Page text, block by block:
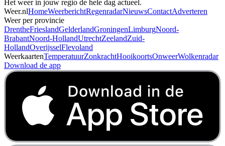
Het weer in jouw regio de hele dag actueel.
Weer.nlHomeWeerberichtRegenradarNieuwsContactAdverteren
Weer per provincie
DrentheFrieslandGelderlandGroningenLimburgNoord-
BrabantNoord-HollandUtrechtZeelandZuid-
HollandOverijsselFlevoland
WeerkaartenTemperatuurZonkrachtHooikoortsOnweerWolkenradar
Download de app